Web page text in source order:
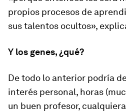
propios procesos de
sus talentos ocultos»,
Y los genes, ¿qué?
De todo lo anterior podría
interés personal, horas
un buen profesor,